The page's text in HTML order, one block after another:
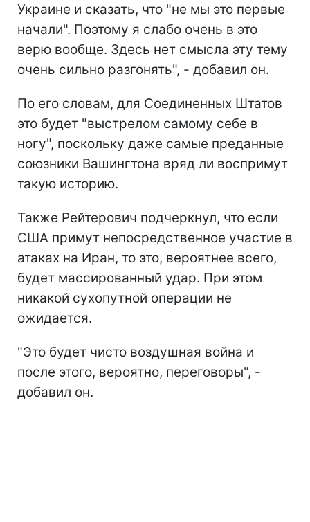
Украине и сказать, что "не мы это первые
начали". Поэтому я слабо очень в это
верю вообще. Здесь нет смысла эту тему
очень сильно разгонять", - добавил он.
По его словам, для Соединенных Штатов
это будет "выстрелом самому себе в
ногу", поскольку даже самые преданные
союзники Вашингтона вряд ли воспримут
такую ​​историю.
Также Рейтерович подчеркнул, что если
США примут непосредственное участие в
атаках на Иран, то это, вероятнее всего,
будет массированный удар. При этом
никакой сухопутной операции не
ожидается.
"Это будет чисто воздушная война и
после этого, вероятно, переговоры", -
добавил он.